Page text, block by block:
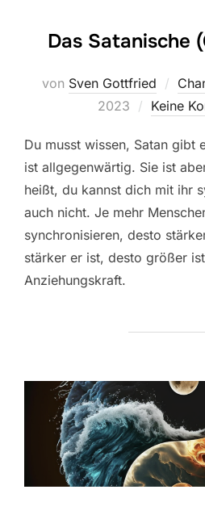
Das Satanische
von Sven Gottfried
2023
Keine
Du musst wissen, Satan gibt
ist allgegenwärtig. Sie ist
heißt, du kannst dich mit ihr
auch nicht. Je mehr
synchronisieren, desto
stärker er ist, desto größer
Anziehungskraft.